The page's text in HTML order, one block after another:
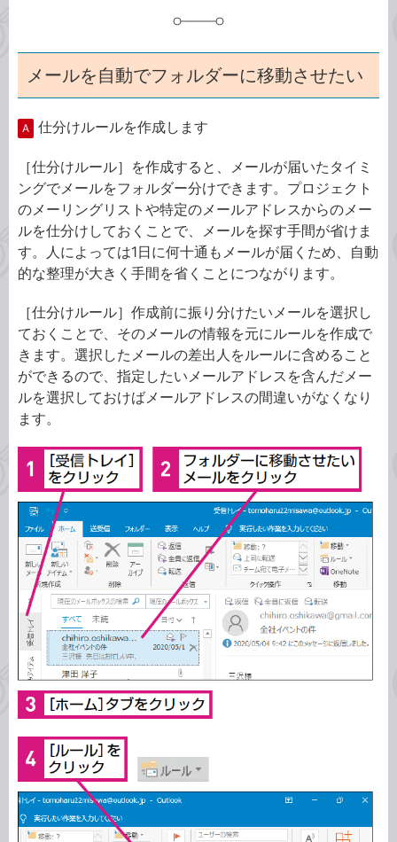
メールを自動でフォルダーに移動させたい
A 仕分けルールを作成します
［仕分けルール］を作成すると、メールが届いたタイミ
ングでメールをフォルダー分けできます。プロジェクト
のメーリングリストや特定のメールアドレスからのメー
ルを仕分けしておくことで、メールを探す手間が省けま
す。人によっては1日に何十通もメールが届くため、自動
的な整理が大きく手間を省くことにつながります。
［仕分けルール］作成前に振り分けたいメールを選択し
ておくことで、そのメールの情報を元にルールを作成で
きます。選択したメールの差出人をルールに含めること
ができるので、指定したいメールアドレスを含んだメー
ルを選択しておけばメールアドレスの間違いがなくなり
ます。